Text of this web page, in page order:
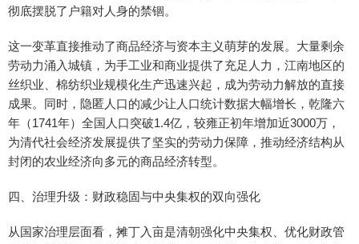
彻底摆脱了户籍对人身的禁锢。
这一变革直接推动了商品经济与资本主义萌芽的发展。大量剩余
劳动力涌入城镇，为手工业和商业提供了充足人力，江南地区的
丝织业、棉纺织业规模化生产迅速兴起，成为劳动力解放的直接
成果。同时，隐匿人口的减少让人口统计数据大幅增长，乾隆六
年（1741年）全国人口突破1.4亿，较雍正初年增加近3000万，
为清代社会经济发展提供了坚实的劳动力保障，推动经济结构从
封闭的农业经济向多元的商品经济转型。
四、治理升级：财政稳固与中央集权的双向强化
从国家治理层面看，摊丁入亩是清朝强化中央集权、优化财政管